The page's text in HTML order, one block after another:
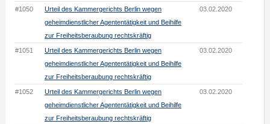
#1050
Urteil des Kammergerichts Berlin wegen
geheimdienstlicher Agententätigkeit und Beihilfe
zur Freiheitsberaubung rechtskräftig
03.02.2020
#1051
Urteil des Kammergerichts Berlin wegen
geheimdienstlicher Agententätigkeit und Beihilfe
zur Freiheitsberaubung rechtskräftig
03.02.2020
#1052
Urteil des Kammergerichts Berlin wegen
geheimdienstlicher Agententätigkeit und Beihilfe
zur Freiheitsberaubung rechtskräftig
03.02.2020